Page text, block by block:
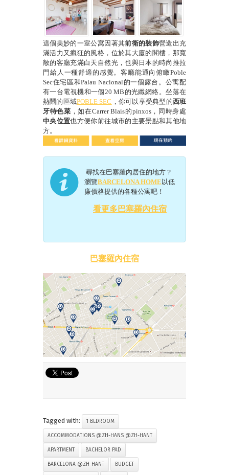
這個美妙的一室公寓因著其前衛的裝飾營造出充
滿活力又瘋狂的風格，位於其大廈的閣樓，那寬
敞的客廳充滿白天自然光，也與日本的時尚推拉
門給人一種舒適的感覺。客廳能通向俯瞰Poble
Sec住宅區和Palau Nacional 的一個露台。公寓配
有一台電視機和一個20 MB 的光纖網絡。坐落在
熱鬧的區域POBLE SEC ，你可以享受典型的西班
牙特色菜 ，如在Carrer Blais的pinxos，同時身處
中央位置也方便你前往城市的主要景點和其他地
方。
尋找在巴塞羅內居住的地方？
瀏覽BARCELONA HOME 以低
廉價格提供的各種公寓吧！
看更多巴塞羅內住宿
巴塞羅內住宿
Tagged with: 1 BEDROOM
ACCOMMODATIONS @ZH-HANS @ZH-HANT
APARTMENT BACHELOR PAD
BARCELONA @ZH-HANT BUDGET